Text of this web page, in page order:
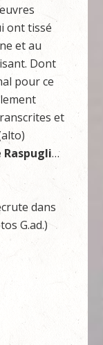
ont tissé
et au
Dont
pour ce
et
Raspugli…
dans
G.ad.)